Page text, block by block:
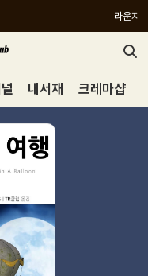
라운지
내서재 크레마샵